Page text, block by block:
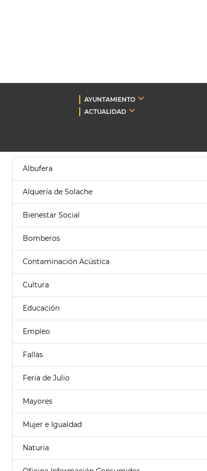
AYUNTAMIENTO
ACTUALIDAD
Albufera
Alquería de Solache
Bienestar Social
Bomberos
Contaminación Acústica
Cultura
Educación
Empleo
Fallas
Feria de Julio
Mayores
Mujer e Igualdad
Naturia